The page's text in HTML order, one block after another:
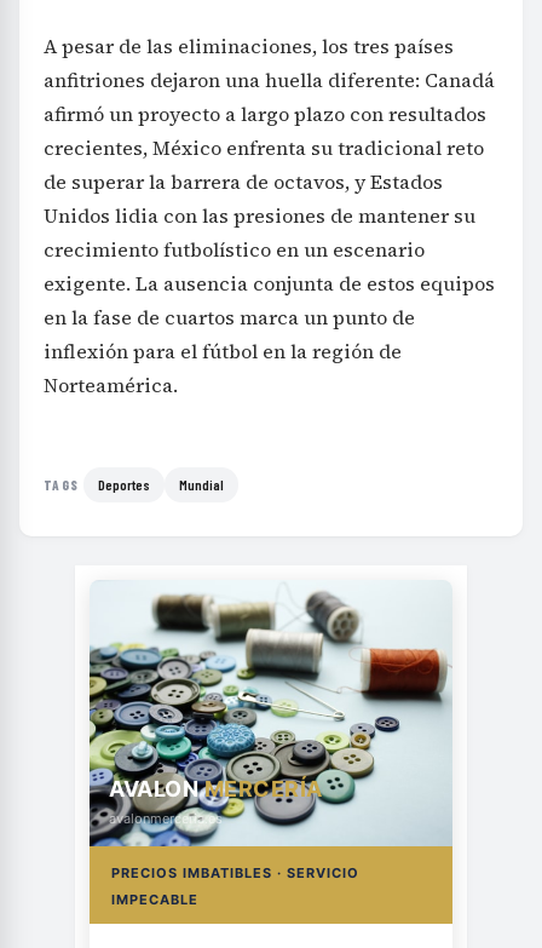
A pesar de las eliminaciones, los tres países
anfitriones dejaron una huella diferente: Canadá
afirmó un proyecto a largo plazo con resultados
crecientes, México enfrenta su tradicional reto
de superar la barrera de octavos, y Estados
Unidos lidia con las presiones de mantener su
crecimiento futbolístico en un escenario
exigente. La ausencia conjunta de estos equipos
en la fase de cuartos marca un punto de
inflexión para el fútbol en la región de
Norteamérica.
TAGS Deportes Mundial
AVALONMERCERÍA
avalonmerceria.es
PRECIOS IMBATIBLES · SERVICIO
IMPECABLE